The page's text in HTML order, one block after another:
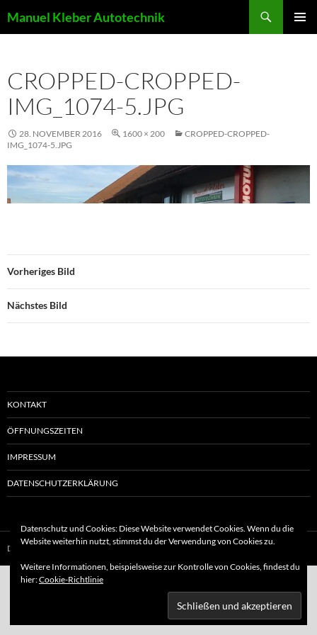
Manuel Kleber Autotechnik
CROPPED-CROPPED-
IMG_1074-5.JPG
28. NOVEMBER 2016 1600 × 200
CROPPED-CROPPED-
IMG_1074-5.JPG
Vorheriges Bild
Nächstes Bild
KONTAKT
ÖFFNUNGSZEITEN
IMPRESSUM
DATENSCHUTZERKLÄRUNG
Datenschutzerklärung Stolz präsentiert von WordPress
Datenschutz und Cookies: Diese Website verwendet Cookies. Wenn du die
Website weiterhin nutzt, stimmst du der Verwendung von Cookies zu.
Weitere Informationen, beispielsweise zur Kontrolle von Cookies, findest du
hier:Cookie-Richtlinie